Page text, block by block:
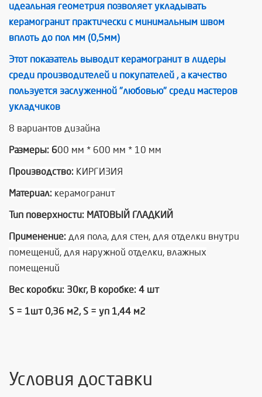
идеальная геометрия позволяет укладывать
керамогранит практически с минимальным швом
вплоть до пол мм (0,5мм)
Этот показатель выводит керамогранит в лидеры
среди производителей и покупателей , а качество
пользуется заслуженной "любовью" среди мастеров
укладчиков
8 вариантов дизайна
Размеры: 600 мм * 600 мм * 10 мм
Производство: КИРГИЗИЯ
Материал: керамогранит
Тип поверхности: МАТОВЫЙ ГЛАДКИЙ
Применение: для пола, для стен, для отделки внутри
помещений, для наружной отделки, влажных
помещений
Вес коробки: 30кг, В коробке: 4 шт
S = 1шт 0,36 м2, S = уп 1,44 м2
Условия доставки